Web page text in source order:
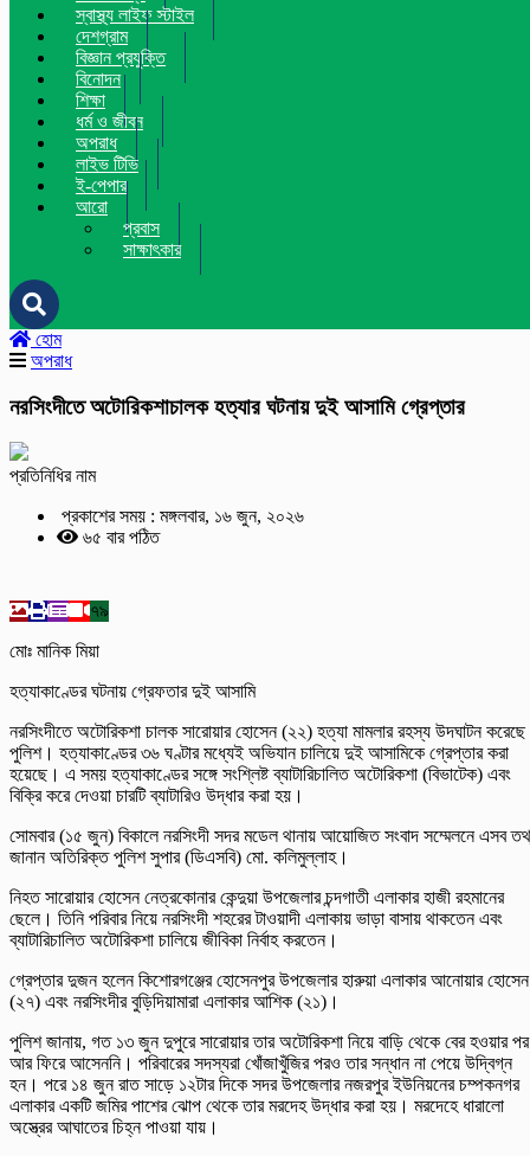
স্বাস্থ্য লাইফ স্টাইল
দেশগ্রাম
বিজ্ঞান প্রযুক্তি
বিনোদন
শিক্ষা
ধর্ম ও জীবন
অপরাধ
লাইভ টিভি
ই-পেপার
আরো
প্রবাস
সাক্ষাৎকার
হোম
অপরাধ
নরসিংদীতে অটোরিকশাচালক হত্যার ঘটনায় দুই আসামি গ্রেপ্তার
প্রতিনিধির নাম
প্রকাশের সময় : মঙ্গলবার, ১৬ জুন, ২০২৬
৬৫ বার পঠিত
৭৯
মোঃ মানিক মিয়া
হত্যাকাণ্ডের ঘটনায় গ্রেফতার দুই আসামি
নরসিংদীতে অটোরিকশা চালক সারোয়ার হোসেন (২২) হত্যা মামলার রহস্য উদঘাটন করেছে
পুলিশ। হত্যাকাণ্ডের ৩৬ ঘণ্টার মধ্যেই অভিযান চালিয়ে দুই আসামিকে গ্রেপ্তার করা
হয়েছে। এ সময় হত্যাকাণ্ডের সঙ্গে সংশ্লিষ্ট ব্যাটারিচালিত অটোরিকশা (বিভাটেক) এবং
বিক্রি করে দেওয়া চারটি ব্যাটারিও উদ্ধার করা হয়।
সোমবার (১৫ জুন) বিকালে নরসিংদী সদর মডেল থানায় আয়োজিত সংবাদ সম্মেলনে এসব
জানান অতিরিক্ত পুলিশ সুপার (ডিএসবি) মো. কলিমুল্লাহ।
নিহত সারোয়ার হোসেন নেত্রকোনার কেন্দুয়া উপজেলার চন্দগাতী এলাকার হাজী রহমানের
ছেলে। তিনি পরিবার নিয়ে নরসিংদী শহরের টাওয়াদী এলাকায় ভাড়া বাসায় থাকতেন এবং
ব্যাটারিচালিত অটোরিকশা চালিয়ে জীবিকা নির্বাহ করতেন।
গ্রেপ্তার দুজন হলেন কিশোরগঞ্জের হোসেনপুর উপজেলার হারুয়া এলাকার আনোয়ার হোসেন
(২৭) এবং নরসিংদীর বুড়িদিয়ামারা এলাকার আশিক (২১)।
পুলিশ জানায়, গত ১৩ জুন দুপুরে সারোয়ার তার অটোরিকশা নিয়ে বাড়ি থেকে বের হওয়ার পর
আর ফিরে আসেননি। পরিবারের সদস্যরা খোঁজাখুঁজির পরও তার সন্ধান না পেয়ে উদ্বিগ্ন
হন। পরে ১৪ জুন রাত সাড়ে ১২টার দিকে সদর উপজেলার নজরপুর ইউনিয়নের চম্পকনগর
এলাকার একটি জমির পাশের ঝোপ থেকে তার মরদেহ উদ্ধার করা হয়। মরদেহে ধারালো
অস্ত্রের আঘাতের চিহ্ন পাওয়া যায়।